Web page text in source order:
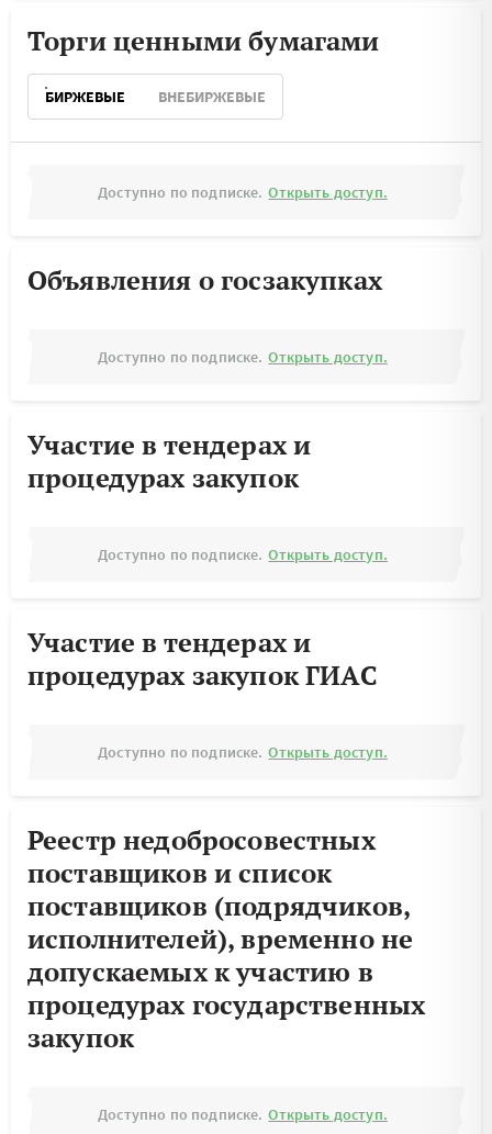
Торги ценными бумагами
БИРЖЕВЫЕ ВНЕБИРЖЕВЫЕ
Доступно по подписке. Открыть доступ.
Объявления о госзакупках
Доступно по подписке. Открыть доступ.
Участие в тендерах и
процедурах закупок
Доступно по подписке. Открыть доступ.
Участие в тендерах и
процедурах закупок ГИАС
Доступно по подписке. Открыть доступ.
Реестр недобросовестных
поставщиков и список
поставщиков (подрядчиков,
исполнителей), временно не
допускаемых к участию в
процедурах государственных
закупок
Доступно по подписке. Открыть доступ.